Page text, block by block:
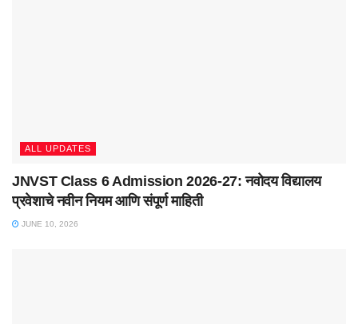
ALL UPDATES
JNVST Class 6 Admission 2026-27: नवोदय विद्यालय
प्रवेशाचे नवीन नियम आणि संपूर्ण माहिती
JUNE 10, 2026